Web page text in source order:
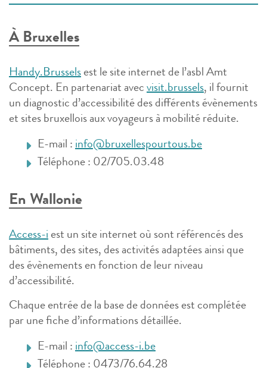
À Bruxelles
Handy.Brussels est le site internet de l’asbl Amt
Concept. En partenariat avec visit.brussels, il fournit
un diagnostic d’accessibilité des différents évènements
et sites bruxellois aux voyageurs à mobilité réduite.
E-mail : info@bruxellespourtous.be
Téléphone : 02/705.03.48
En Wallonie
Access-i est un site internet où sont référencés des
bâtiments, des sites, des activités adaptées ainsi que
des évènements en fonction de leur niveau
d’accessibilité.
Chaque entrée de la base de données est complétée
par une fiche d’informations détaillée.
E-mail : info@access-i.be
Téléphone : 0473/76.64.28